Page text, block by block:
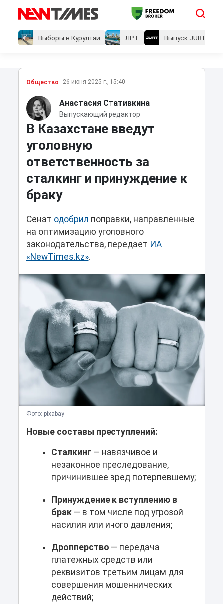
Выборы в Курултай ЛРТ Выпуск JURT
Общество 26 июня 2025 г., 15:40
Анастасия Стативкина
Выпускающий редактор
В Казахстане введут
уголовную
ответственность за
сталкинг и принуждение к
браку
Сенат одобрил поправки, направленные
на оптимизацию уголовного
законодательства, передает ИА
«NewTimes.kz».
Фото: pixabay
Новые составы преступлений:
Сталкинг — навязчивое и
незаконное преследование,
причинившее вред потерпевшему;
Принуждение к вступлению в
брак— в том числе под угрозой
насилия или иного давления;
Дропперство — передача
платежных средств или
реквизитов третьим лицам для
совершения мошеннических
действий;